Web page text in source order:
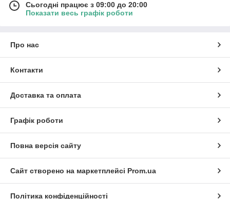
Сьогодні працює з 09:00 до 20:00
Показати весь графік роботи
Про нас
Контакти
Доставка та оплата
Графік роботи
Повна версія сайту
Сайт створено на маркетплейсі Prom.ua
Політика конфіденційності